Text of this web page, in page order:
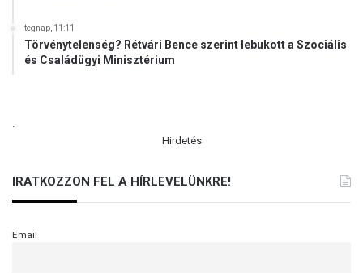
tegnap, 11:11
Törvénytelenség? Rétvári Bence szerint lebukott a Szociális
és Családügyi Minisztérium
Hirdetés
IRATKOZZON FEL A HÍRLEVELÜNKRE!
Email